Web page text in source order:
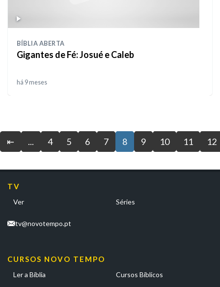
BÍBLIA ABERTA
Gigantes de Fé: Josué e Caleb
há 9 meses
⇤ ... 4 5 6 7 8 9 10 11 12
TV
Ver Séries
tv@novotempo.pt
CURSOS NOVO TEMPO
Ler a Bíblia Cursos Bíblicos